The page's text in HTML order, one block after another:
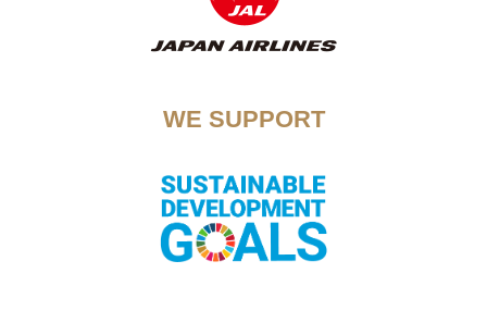
WE SUPPORT